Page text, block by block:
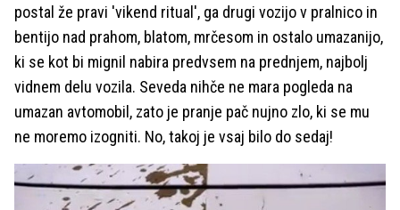
postal že pravi 'vikend ritual', ga drugi vozijo v pralnico in
bentijo nad prahom, blatom, mrčesom in ostalo umazanijo,
ki se kot bi mignil nabira predvsem na prednjem, najbolj
vidnem delu vozila. Seveda nihče ne mara pogleda na
umazan avtomobil, zato je pranje pač nujno zlo, ki se mu
ne moremo izogniti. No, takoj je vsaj bilo do sedaj!